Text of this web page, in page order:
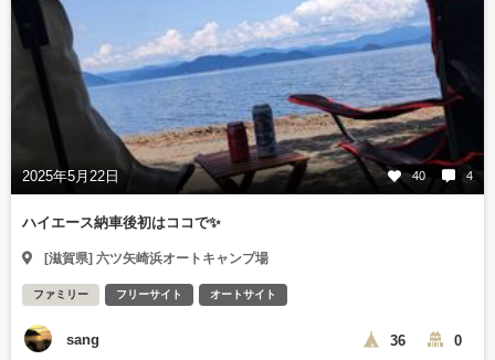
2025年5月22日 40 4
ハイエース納車後初はココで✨
[滋賀県] 六ツ矢崎浜オートキャンプ場
ファミリー フリーサイト オートサイト
sang 36 0